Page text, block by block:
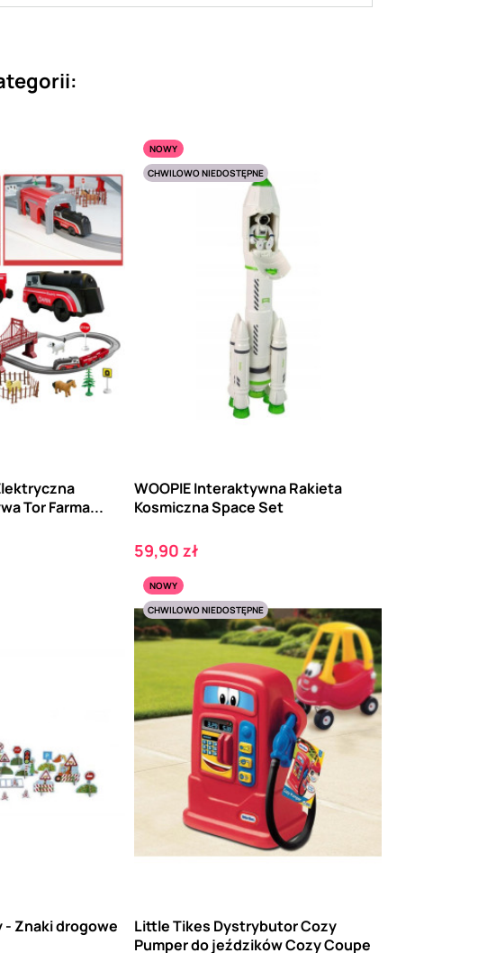
Tor Farma...
NOWY
CHWILOWO NIEDOSTĘPNE
WOOPIE Interaktywna Rakieta
Kosmiczna Space Set
Cena
59,90 zł
- Znaki drogowe
NOWY
CHWILOWO NIEDOSTĘPNE
Little Tikes Dystrybutor Cozy
Pumper do jeździków Cozy Coupe